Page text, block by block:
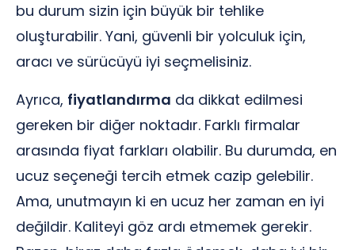
bu durum sizin için büyük bir tehlike
oluşturabilir. Yani, güvenli bir yolculuk için,
aracı ve sürücüyü iyi seçmelisiniz.
Ayrıca, fiyatlandırma da dikkat edilmesi
gereken bir diğer noktadır. Farklı firmalar
arasında fiyat farkları olabilir. Bu durumda, en
ucuz seçeneği tercih etmek cazip gelebilir.
Ama, unutmayın ki en ucuz her zaman en iyi
değildir. Kaliteyi göz ardı etmemek gerekir.